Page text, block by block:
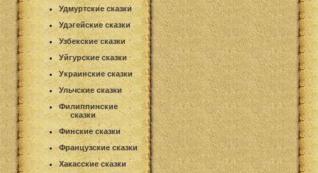
Удмуртские сказки
Удэгейские сказки
Узбекские сказки
Уйгурские сказки
Украинские сказки
Ульчские сказки
Филиппинские
сказки
Финские сказки
Французские сказки
Хакасские сказки